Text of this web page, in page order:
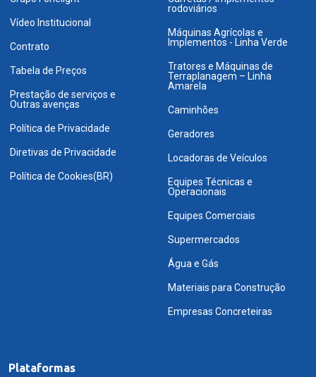
Vídeo Institucional
Contrato
Tabela de Preços
Prestação de serviços e
Outras avenças
Política de Privacidade
Diretivas de Privacidade
Política de Cookies(BR)
rodoviários
Máquinas Agrícolas e
Implementos - Linha Verde
Tratores e Máquinas de
Terraplanagem – Linha
Amarela
Caminhões
Geradores
Locadoras de Veículos
Equipes Técnicas e
Operacionais
Equipes Comerciais
Supermercados
Água e Gás
Materiais para Construção
Empresas Concreteiras
Plataformas